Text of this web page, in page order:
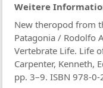
Weitere
New theropod from
Patagonia / Rodolfo
Vertebrate Life. Life
Carpenter, Kenneth,
pp. 3–9. ISBN 978-